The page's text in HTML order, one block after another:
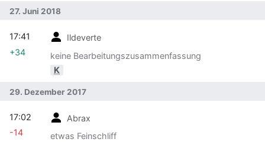
27. Juni 2018
Ildeverte
keine Bearbeitungszusammenfassung
K
17:41
+34
29. Dezember 2017
Abrax
etwas Feinschliff
17:02
-14